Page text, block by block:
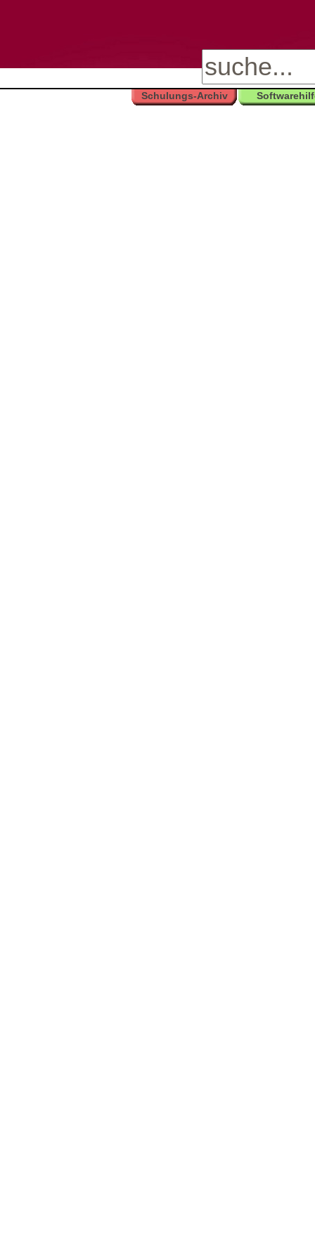
Schulungs-Archiv